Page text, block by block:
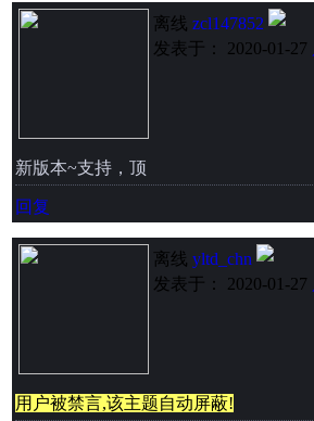
离线 zcl147852
发表于： 2020-01-27
新版本~支持，顶
回复
离线 yltd_chn
发表于： 2020-01-27
用户被禁言,该主题自动屏蔽!